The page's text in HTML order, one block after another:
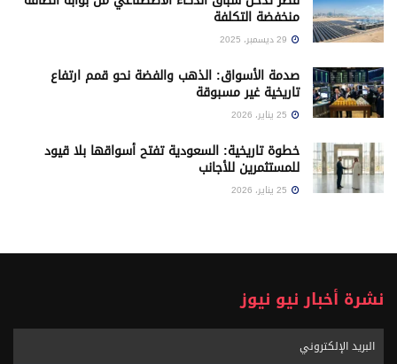
منخفضة التكلفة
صدمة الأسواق: الذهب والفضة نحو قمم ارتفاع
تاريخية غير مسبوقة
خطوة تاريخية: السعودية تفتح أسواقها بلا قيود
للمستثمرين للأجانب
نشرة أخبار نيو نيوز